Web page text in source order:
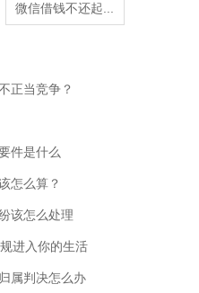
微信借钱不还起...
正当竞争？
件是什么
怎么算？
该怎么处理
进入你的生活
属判决怎么办